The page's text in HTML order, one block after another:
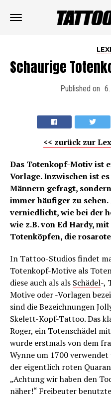
Schaurige
Published on
<< zurück zur
Das Totenkopf-Motiv ist
Vorlage.Inzwischen ist
Männern gefragt,
immer häufiger zu
verniedlicht, wie bei der
wie z.B. von Ed Hardy,
Totenköpfen, die
In Tattoo-Studios findet
Totenkopf-Motive als
diese auch als als Schädel-,
Motive oder -Vorlagen
sind die Bezeichnungen
Skelett-Kopf-Tattoo. Das
Roger, ein Totenschädel
wurde erstmals von dem
Wynne um 1700
der eigentlich roten
„Achtung wir haben den
näher!“ Freibeuter